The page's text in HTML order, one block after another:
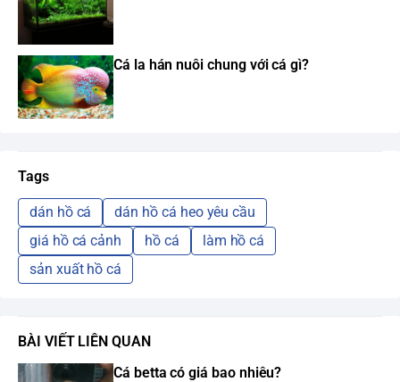
Cá la hán nuôi chung với cá gì?
Tags
dán hồ cá
dán hồ cá heo yêu cầu
giá hồ cá cảnh
hồ cá
làm hồ cá
sản xuất hồ cá
BÀI VIẾT LIÊN QUAN
Cá betta có giá bao nhiêu?